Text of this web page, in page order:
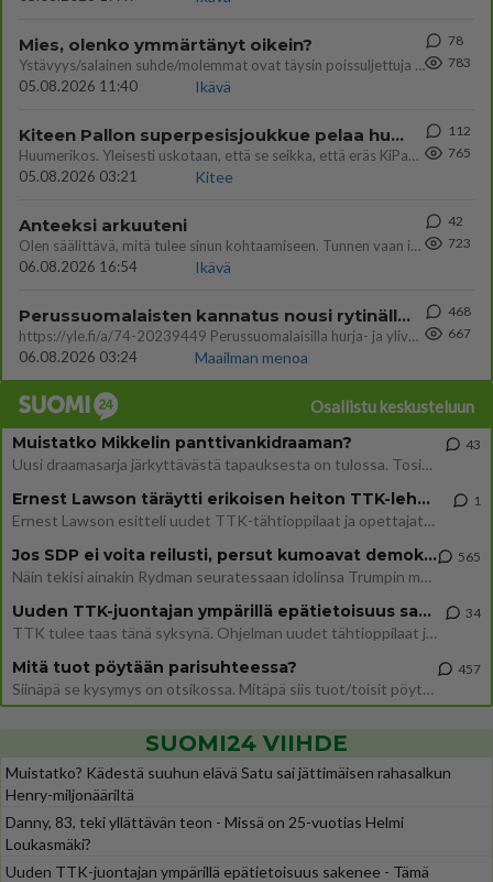
Mies, olenko ymmärtänyt oikein?
Ystävyys/salainen suhde/molemmat ovat täysin poissuljettuja asioita? Nainen
05.08.2026 11:40
Ikävä
78
783
Kiteen Pallon superpesisjoukkue pelaa huumeiden vaikutuksen alaisena
Huumerikos. Yleisesti uskotaan, että se seikka, että eräs KiPan pelaaja kärähtää huumeista, on vain jäävuoren huippu. M
05.08.2026 03:21
Kitee
112
765
Anteeksi arkuuteni
Olen säälittävä, mitä tulee sinun kohtaamiseen. Tunnen vaan itseni todella epävarmaksi sun kanssa. Jos minun olisi pitän
06.08.2026 16:54
Ikävä
42
723
Perussuomalaisten kannatus nousi rytinällä Ylen tänään julkaisemassa tuoreimmassa gallup-kyselyssä.
https://yle.fi/a/74-20239449 Perussuomalaisilla hurja- ja ylivoimaisesti suurin nousu tässä uudessa Ylen gallupissa. Kyl
06.08.2026 03:24
Maailman menoa
468
667
Osallistu keskusteluun
Muistatko Mikkelin panttivankidraaman?
Uusi draamasarja järkyttävästä tapauksesta on tulossa. Tositapahtumiin perustuva sarja ammentaa vuoden 1986 Mikkelin pan
43
Ernest Lawson täräytti erikoisen heiton TTK-lehdistötilaisuudessa: " Onko tässä tarkoituksena...?"
Ernest Lawson esitteli uudet TTK-tähtioppilaat ja opettajat torstaina 6.8. lehdistölle. Tulevalla kaudella on yksi hausk
1
Jos SDP ei voita reilusti, persut kumoavat demokratian Suomesta
Näin tekisi ainakin Rydman seuratessaan idolinsa Trumpin mallia https://www.is.fi/politiikka/art-2000012187244.html
565
Uuden TTK-juontajan ympärillä epätietoisuus sakenee - Nyt MTV hämmentää soppaa
TTK tulee taas tänä syksynä. Ohjelman uudet tähtioppilaat julkistetaan torstaina 6. elokuuta klo 14 alkavassa lehdistö
34
Mitä tuot pöytään parisuhteessa?
Siinäpä se kysymys on otsikossa. Mitäpä siis tuot/toisit pöytään parisuhteessa? Oletko mies vai nainen? Koetko sen mitä
457
SUOMI24 VIIHDE
Muistatko? Kädestä suuhun elävä Satu sai jättimäisen rahasalkun
Henry-miljonääriltä
Danny, 83, teki yllättävän teon - Missä on 25-vuotias Helmi
Loukasmäki?
Uuden TTK-juontajan ympärillä epätietoisuus sakenee - Tämä